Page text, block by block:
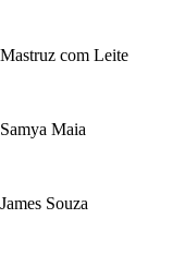
Mastruz com Leite
Samya Maia
James Souza